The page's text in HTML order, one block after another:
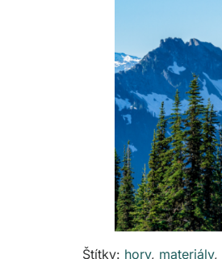
Štítky: hory, materiály,